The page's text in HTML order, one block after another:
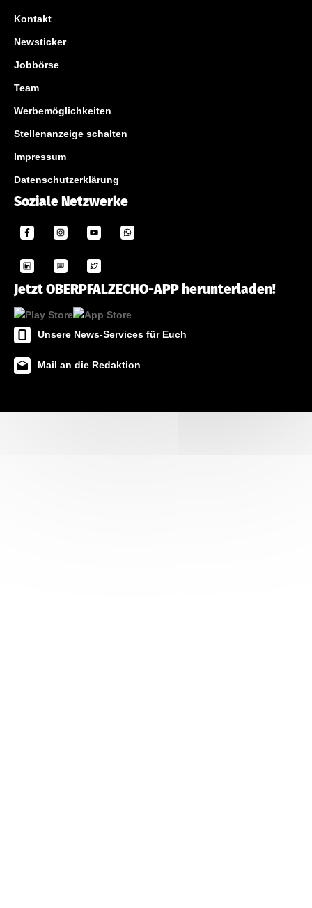
Kontakt
Newsticker
Jobbörse
Team
Werbemöglichkeiten
Stellenanzeige schalten
Impressum
Datenschutzerklärung
Soziale Netzwerke
Jetzt OBERPFALZECHO-APP herunterladen!
Unsere News-Services für Euch
Mail an die Redaktion